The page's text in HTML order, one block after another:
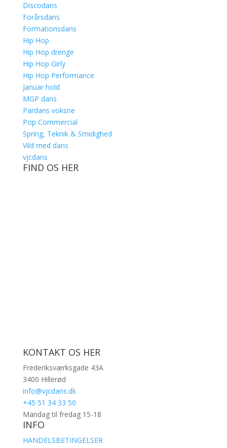
Discodans
Forårsdans
Formationsdans
Hip Hop
Hip Hop drenge
Hip Hop Girly
Hip Hop Performance
Januar hold
MGP dans
Pardans voksne
Pop Commercial
Spring, Teknik & Smidighed
Vild med dans
vjcdans
FIND OS HER
KONTAKT OS HER
Frederiksværksgade 43A
3400 Hillerød
info@vjcdans.dk
+45 51 34 33 50
Mandag til fredag 15-18
INFO
HANDELSBETINGELSER